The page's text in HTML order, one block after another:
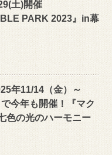
土)開催
PARK 2023』in幕
年11/14（金）～
今年も開催！『マク
色の光のハーモニー